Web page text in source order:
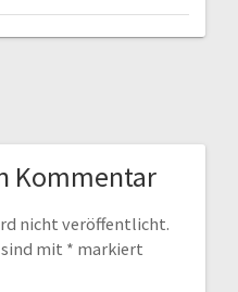
Kommentar
nicht veröffentlicht.
mit * markiert